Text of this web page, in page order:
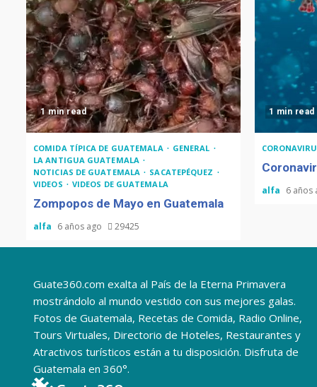
1 min read
COMIDA TÍPICA DE GUATEMALA
GENERAL
LA ANTIGUA GUATEMALA
NOTICIAS DE GUATEMALA
SACATEPÉQUEZ
VIDEOS
VIDEOS DE GUATEMALA
Zompopos de Mayo en Guatemala
alfa 6 años ago 29425
1 min read
alfa 6 años
Guate360.com exalta al País de la Eterna Primavera
mostrándolo al mundo vestido con sus mejores galas.
Fotos de Guatemala, Recetas de Comida, Radio Online,
Tours Virtuales, Directorio de Hoteles, Restaurantes y
Atractivos turísticos están a tu disposición. Disfruta de
Guatemala en 360°.